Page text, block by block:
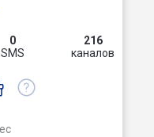
0
SMS
216
каналов